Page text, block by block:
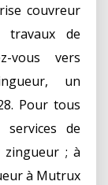
couvreur
travaux de
vous vers
un
Pour tous
de
; à
à Mutrux